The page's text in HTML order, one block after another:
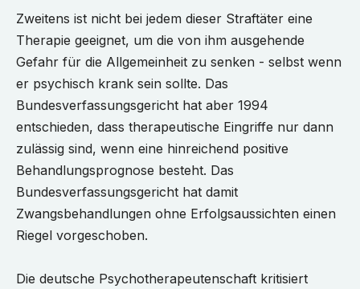
Zweitens ist nicht bei jedem dieser Straftäter eine
Therapie geeignet, um die von ihm ausgehende
Gefahr für die Allgemeinheit zu senken - selbst wenn
er psychisch krank sein sollte. Das
Bundesverfassungsgericht hat aber 1994
entschieden, dass therapeutische Eingriffe nur dann
zulässig sind, wenn eine hinreichend positive
Behandlungsprognose besteht. Das
Bundesverfassungsgericht hat damit
Zwangsbehandlungen ohne Erfolgsaussichten einen
Riegel vorgeschoben.
Die deutsche Psychotherapeutenschaft kritisiert